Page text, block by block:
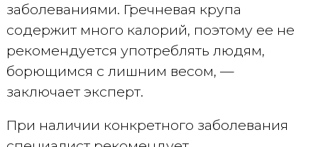
заболеваниями. Гречневая крупа
содержит много калорий, поэтому ее не
рекомендуется употреблять людям,
борющимся с лишним весом, —
заключает эксперт.
При наличии конкретного заболевания